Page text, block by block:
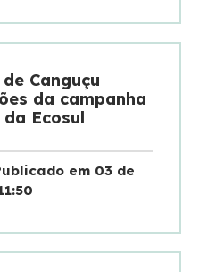
ESG
Canguçu
da campanha
Ecosul
em 03 de